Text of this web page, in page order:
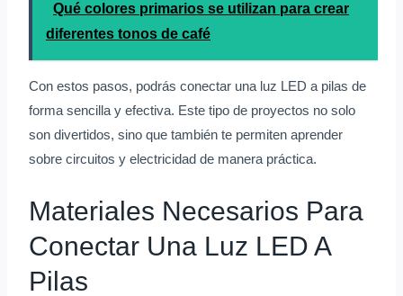
Qué colores primarios se utilizan para crear
diferentes tonos de café
Con estos pasos, podrás conectar una luz LED a pilas de
forma sencilla y efectiva. Este tipo de proyectos no solo
son divertidos, sino que también te permiten aprender
sobre circuitos y electricidad de manera práctica.
Materiales Necesarios Para
Conectar Una Luz LED A
Pilas